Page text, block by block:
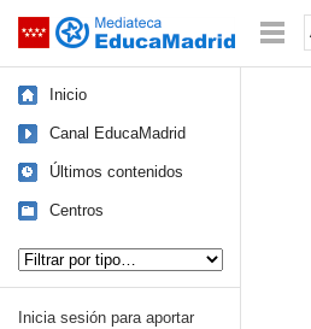
Saltar navegación
Inicio
Canal EducaMadrid
Últimos contenidos
Centros
Inicia sesión para aportar